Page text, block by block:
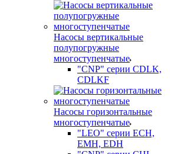
Насосы вертикальные
полупогружные
многоступенчатые
"CNP" серии CDLK,
CDLKF
Насосы горизонтальные
многоступенчатые
"LEO" серии ECH,
EMH, EDH